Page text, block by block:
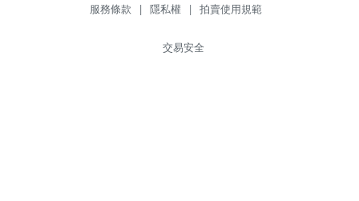
服務條款 | 隱私權 | 拍賣使用規範
交易安全